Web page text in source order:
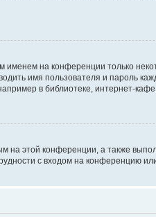
именем на конференции только
имя пользователя и пароль
в библиотеке, интернет-
этой конференции, а также
с входом на конференцию